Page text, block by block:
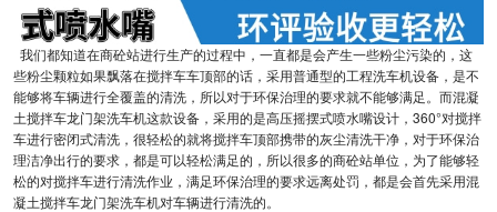
我们都知道在商砼站进行生产的过程中，一直都是会产生一些粉尘污染的，这
些粉尘颗粒如果飘落在搅拌车车顶部的话，采用普通型的工程洗车机设备，是不
能够将车辆进行全覆盖的清洗，所以对于环保治理的要求就不能够满足。而混凝
土搅拌车龙门架洗车机这款设备，采用的是高压摇摆式喷水嘴设计，360°对搅拌
车进行密闭式清洗，很轻松的就将搅拌车顶部携带的灰尘清洗干净，对于环保治
理洁净出行的要求，都是可以轻松满足的，所以很多的商砼站单位，为了能够轻
松的对搅拌车进行清洗作业，满足环保治理的要求远离处罚，都是会首先采用混
凝土搅拌车龙门架洗车机对车辆进行清洗的。